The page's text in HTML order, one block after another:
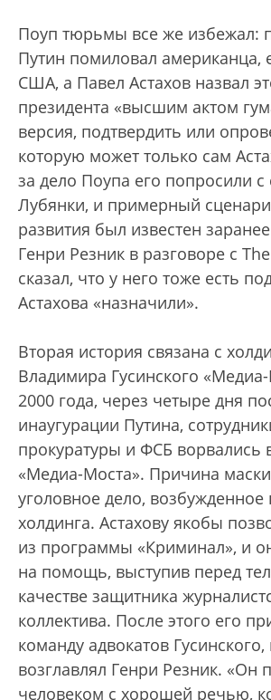
Поуп тюрьмы все же избежал:
Путин помиловал американца,
США, а Павел Астахов назвал
президента «высшим актом
версия, подтвердить или
которую может только сам
за дело Поупа его попросили с
Лубянки, и примерный
развития был известен
Генри Резник в разговоре с
сказал, что у него тоже есть
Астахова «назначили».
Вторая история связана с
Владимира Гусинского
2000 года, через четыре дня
инаугурации Путина,
прокуратуры и ФСБ ворвались
«Медиа-Моста». Причина
уголовное дело, возбужденное
холдинга. Астахову якобы
из программы «Криминал», и
на помощь, выступив перед
качестве защитника
коллектива. После этого его
команду адвокатов
возглавлял Генри Резник. «Он
человеком с хорошей речью,